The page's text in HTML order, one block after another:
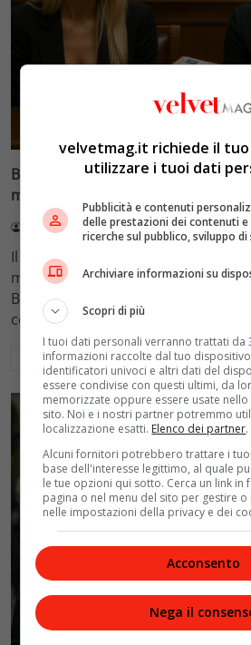
Blasi vs Totti: il giudice riduce
mantenimento a 10.900 euro
Redazione VelvetMAG 4 Agosto 2026
Il Tribunale di Roma ha fissato
mantenimento figli a 10.900 euro
Blasi, respingendo la richiesta di
conduttrice.
Leggi di più
Politica
velvetmag.it richiede il
utilizzare i tuoi dati
Pubblicità e contenuti
delle prestazioni dei contenuti e
ricerche sul pubblico, sviluppo
Archiviare informazioni su
Scopri di più
I tuoi dati personali verranno trattati da
informazioni raccolte dal tuo
identificatori univoci e altri dati del
essere condivise con questi ultimi, da
memorizzate oppure essere usate
sito. Noi e i nostri partner potremmo
localizzazione esatti. Elenco dei partner.
Alcuni fornitori potrebbero trattare i
base dell'interesse legittimo, al quale
le tue opzioni qui sotto. Cerca un link in
pagina o nel menu del sito per gestire
nelle impostazioni della privacy e dei
Acconsento
Nega il